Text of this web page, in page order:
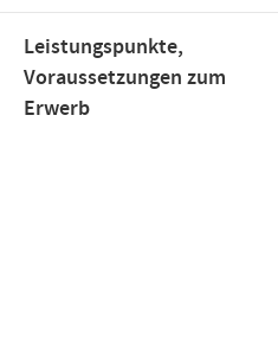
Leistungspunkte,
Voraussetzungen zum
Erwerb